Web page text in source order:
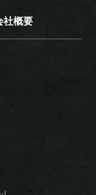
社概要